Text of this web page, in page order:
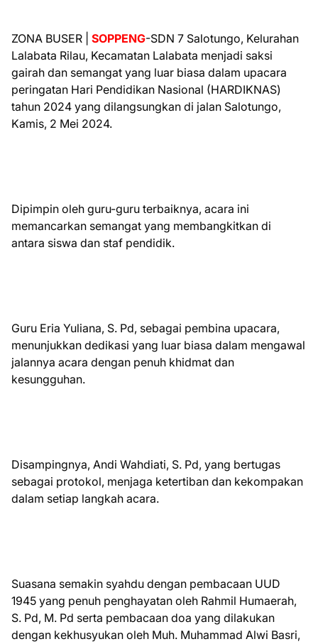
ZONA BUSER | SOPPENG-SDN 7 Salotungo, Kelurahan
Lalabata Rilau, Kecamatan Lalabata menjadi saksi
gairah dan semangat yang luar biasa dalam upacara
peringatan Hari Pendidikan Nasional (HARDIKNAS)
tahun 2024 yang dilangsungkan di jalan Salotungo,
Kamis, 2 Mei 2024.
Dipimpin oleh guru-guru terbaiknya, acara ini
memancarkan semangat yang membangkitkan di
antara siswa dan staf pendidik.
Guru Eria Yuliana, S. Pd, sebagai pembina upacara,
menunjukkan dedikasi yang luar biasa dalam mengawal
jalannya acara dengan penuh khidmat dan
kesungguhan.
Disampingnya, Andi Wahdiati, S. Pd, yang bertugas
sebagai protokol, menjaga ketertiban dan kekompakan
dalam setiap langkah acara.
Suasana semakin syahdu dengan pembacaan UUD
1945 yang penuh penghayatan oleh Rahmil Humaerah,
S. Pd, M. Pd serta pembacaan doa yang dilakukan
dengan kekhusyukan oleh Muh. Muhammad Alwi Basri,